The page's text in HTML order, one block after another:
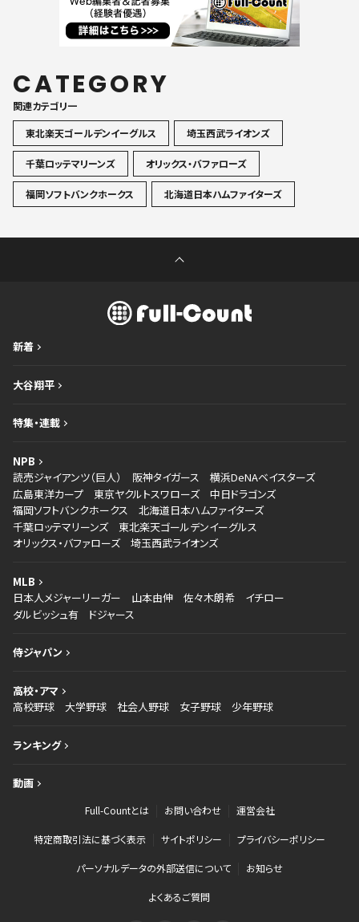
CATEGORY
関連カテゴリ一
東北楽天ゴールデンイーグルス
埼玉西武ライオンズ
千葉ロッテマリーンズ オリックス・バファローズ
福岡ソフトバンクホークス 北海道日本ハムファイターズ
新着
大谷翔平
特集・連載
NPB
読売ジャイアンツ（巨人）
阪神タイガース
横浜DeNAベイスターズ
広島東洋カープ
東京ヤクルトスワローズ
中日ドラゴンズ
福岡ソフトバンクホークス
北海道日本ハムファイターズ
千葉ロッテマリーンズ
東北楽天ゴールデンイーグルス
オリックス・バファローズ
埼玉西武ライオンズ
MLB
日本人メジャーリーガー
山本由伸 佐々木朗希
イチロー
ダルビッシュ有
ドジャース
侍ジャパン
高校・アマ
高校野球
大学野球 社会人野球 女子野球 少年野球
ランキング
動画
Full-Countとは お問い合わせ 運営会社
特定商取引法に基づく表示 サイトポリシー プライバシーポリシー
パーソナルデータの外部送信について お知らせ
よくあるご質問